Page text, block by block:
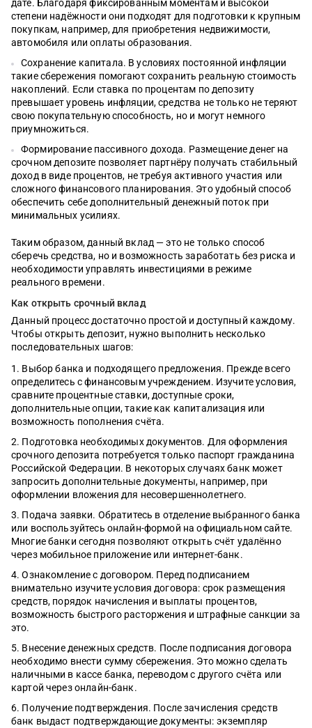
дате. Благодаря фиксированным моментам и высокой
степени надёжности они подходят для подготовки к крупным
покупкам, например, для приобретения недвижимости,
автомобиля или оплаты образования.
Сохранение капитала. В условиях постоянной инфляции
такие сбережения помогают сохранить реальную стоимость
накоплений. Если ставка по процентам по депозиту
превышает уровень инфляции, средства не только не теряют
свою покупательную способность, но и могут немного
приумножиться.
Формирование пассивного дохода. Размещение денег на
срочном депозите позволяет партнёру получать стабильный
доход в виде процентов, не требуя активного участия или
сложного финансового планирования. Это удобный способ
обеспечить себе дополнительный денежный поток при
минимальных усилиях.
Таким образом, данный вклад — это не только способ
сберечь средства, но и возможность заработать без риска и
необходимости управлять инвестициями в режиме
реального времени.
Как открыть срочный вклад
Данный процесс достаточно простой и доступный каждому.
Чтобы открыть депозит, нужно выполнить несколько
последовательных шагов:
Выбор банка и подходящего предложения. Прежде всего
определитесь с финансовым учреждением. Изучите условия,
сравните процентные ставки, доступные сроки,
дополнительные опции, такие как капитализация или
возможность пополнения счёта.
Подготовка необходимых документов. Для оформления
срочного депозита потребуется только паспорт гражданина
Российской Федерации. В некоторых случаях банк может
запросить дополнительные документы, например, при
оформлении вложения для несовершеннолетнего.
Подача заявки. Обратитесь в отделение выбранного банка
или воспользуйтесь онлайн-формой на официальном сайте.
Многие банки сегодня позволяют открыть счёт удалённо
через мобильное приложение или интернет-банк.
Ознакомление с договором. Перед подписанием
внимательно изучите условия договора: срок размещения
средств, порядок начисления и выплаты процентов,
возможность быстрого расторжения и штрафные санкции за
это.
Внесение денежных средств. После подписания договора
необходимо внести сумму сбережения. Это можно сделать
наличными в кассе банка, переводом с другого счёта или
картой через онлайн-банк.
Получение подтверждения. После зачисления средств
банк выдаст подтверждающие документы: экземпляр